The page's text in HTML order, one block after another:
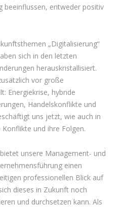
beeinflussen, entweder positiv
„Digitalisierung“
sich in den letzten
herauskristallisiert.
vor große
Energiekrise, hybride
Handelskonflikte und
uns jetzt, wie auch in
und ihre Folgen.
unsere Management- und
einen
professionellen Blick auf
dieses in Zukunft noch
und durchsetzen kann. Als